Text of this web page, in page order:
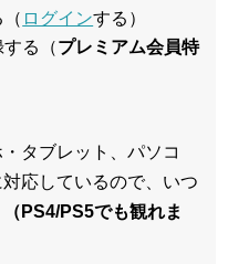
ログインする）
る（プレミアム会員特
・タブレット、パソコ
応しているので、いつ
（PS4/PS5でも観れま